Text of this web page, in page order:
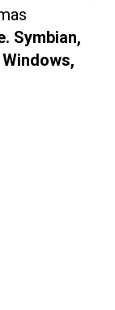
Symbian,